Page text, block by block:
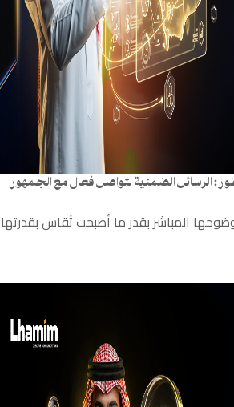
الرسائل الضمنية لتواصل فعال مع الجمهور
المباشر بقدر ما أصبحت تُقاس بقدرتها